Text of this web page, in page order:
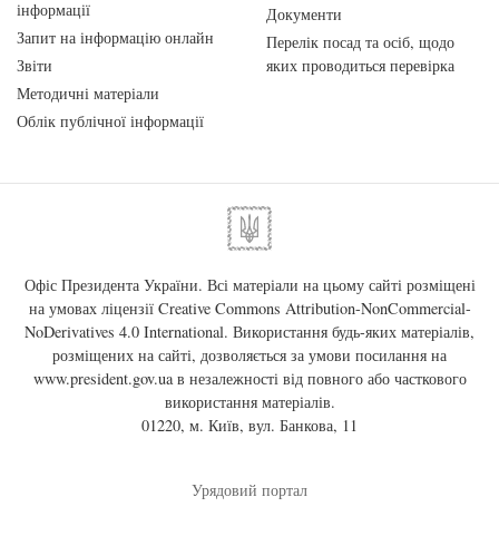
інформації
Запит на інформацію онлайн
Звіти
Методичні матеріали
Облік публічної інформації
Документи
Перелік посад та осіб, щодо
яких проводиться перевірка
Офіс Президента України. Всі матеріали на цьому сайті розміщені
на умовах ліцензії Creative Commons Attribution-NonCommercial-
NoDerivatives 4.0 International. Використання будь-яких матеріалів,
розміщених на сайті, дозволяється за умови посилання на
www.president.gov.uaв незалежності від повного або часткового
використання матеріалів.
01220, м. Київ, вул. Банкова, 11
Урядовий портал